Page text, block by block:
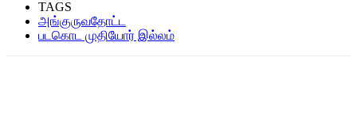
TAGS
அங்குருவதோட்ட
படகொட முதியோர் இல்லம்